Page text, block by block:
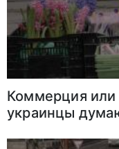
Коммерция или
украинцы